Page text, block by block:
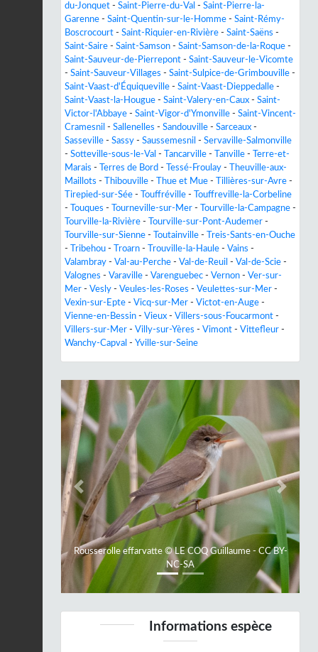
du-Jonquet - Saint-Pierre-du-Val - Saint-Pierre-la-
Garenne - Saint-Quentin-sur-le-Homme - Saint-Rémy-
Boscrocourt - Saint-Riquier-en-Rivière - Saint-Saëns -
Saint-Saire - Saint-Samson - Saint-Samson-de-la-Roque -
Saint-Sauveur-de-Pierrepont - Saint-Sauveur-le-Vicomte
- Saint-Sauveur-Villages - Saint-Sulpice-de-Grimbouville -
Saint-Vaast-d'Équiqueville - Saint-Vaast-Dieppedalle -
Saint-Vaast-la-Hougue - Saint-Valery-en-Caux - Saint-
Victor-l'Abbaye - Saint-Vigor-d'Ymonville - Saint-Vincent-
Cramesnil - Sallenelles - Sandouville - Sarceaux -
Sasseville - Sassy - Saussemesnil - Servaville-Salmonville
- Sotteville-sous-le-Val - Tancarville - Tanville -
Terre-et-
Marais - Terres de Bord - Tessé-Froulay -
Theuville-aux-
Maillots - Thibouville - Thue et Mue - Tillières-sur-Avre -
Tirepied-sur-Sée - Touffréville -
Touffreville-la-Corbeline
-
Touques - Tourneville-sur-Mer - Tourville-la-Campagne -
Tourville-la-Rivière - Tourville-sur-Pont-Audemer -
Tourville-sur-Sienne - Toutainville -
Treis-Sants-en-Ouche
-
Tribehou - Troarn - Trouville-la-Haule - Vains -
Valambray - Val-au-Perche - Val-de-Reuil - Val-de-Scie -
Valognes - Varaville - Varenguebec - Vernon - Ver-sur-
Mer - Vesly - Veules-les-Roses - Veulettes-sur-Mer -
Vexin-sur-Epte - Vicq-sur-Mer - Victot-en-Auge -
Vienne-en-Bessin - Vieux - Villers-sous-Foucarmont -
Villers-sur-Mer - Villy-sur-Yères - Vimont - Vittefleur -
Wanchy-Capval - Yville-sur-Seine
Rousserolle effarvatte © LE COQ Guillaume - CC BY-
NC-SA
Previous Next
Informations espèce